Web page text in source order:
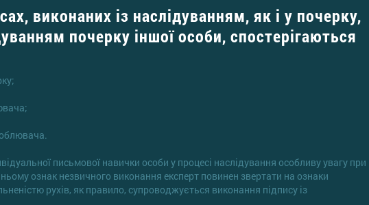
виконаних із наслідуванням, як і у почерку,
почерку іншої особи, спостерігаються
письмової навички особи у процесі наслідування особливу увагу при
ознак незвичного виконання експерт повинен звертати на ознаки
рухів, як правило, супроводжується виконання підпису із